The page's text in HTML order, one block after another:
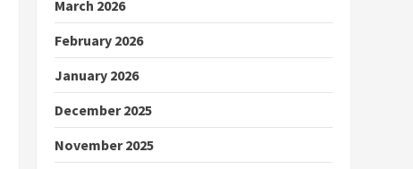
March 2026
February 2026
January 2026
December 2025
November 2025